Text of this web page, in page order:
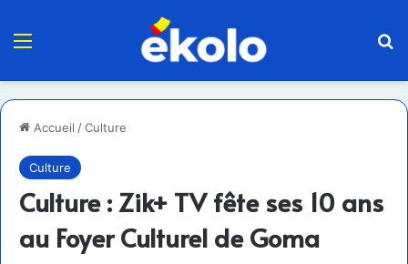
Menu
Accueil /Culture
Culture
Culture : Zik+ TV fête ses 10 ans
au Foyer Culturel de Goma